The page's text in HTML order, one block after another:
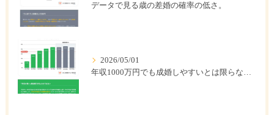
データで見る歳の差婚の確率の低さ。
2026/05/01
年収1000万円でも成婚しやすいとは限らない? 「年収帯別の成婚率」のリアル